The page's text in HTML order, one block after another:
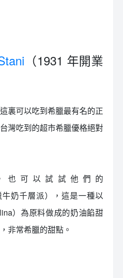
灣吃到的超市希臘優格絕對
奶千層派），這是一種以
）為原料做成的奶油餡甜
非常希臘的甜點。